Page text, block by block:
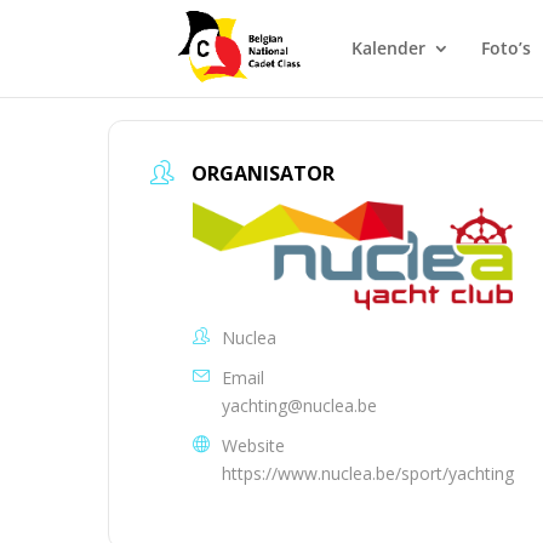
Kalender Foto’s
ORGANISATOR
Nuclea
Email
yachting@nuclea.be
Website
https://www.nuclea.be/sport/yachting